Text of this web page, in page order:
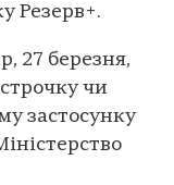
Резерв+.
27 березня,
чи
застосунку